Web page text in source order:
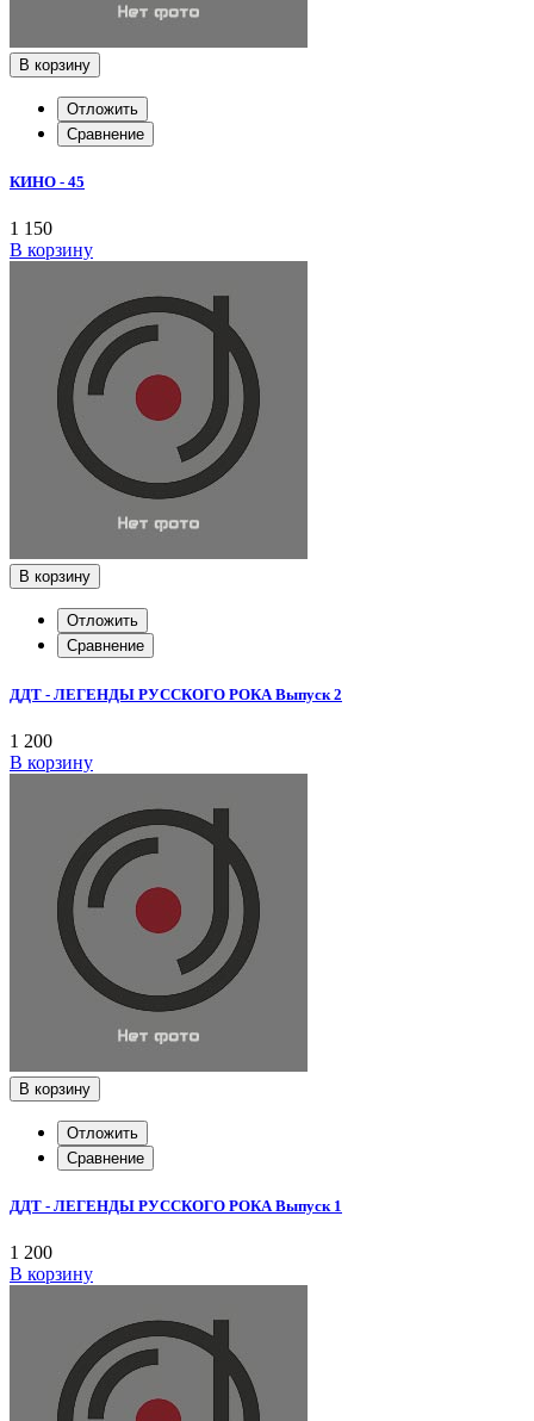
В корзину
Отложить
Сравнение
КИНО - 45
1 150
В корзину
В корзину
Отложить
Сравнение
ДДТ - ЛЕГЕНДЫ РУССКОГО РОКА Выпуск 2
1 200
В корзину
В корзину
Отложить
Сравнение
ДДТ - ЛЕГЕНДЫ РУССКОГО РОКА Выпуск 1
1 200
В корзину